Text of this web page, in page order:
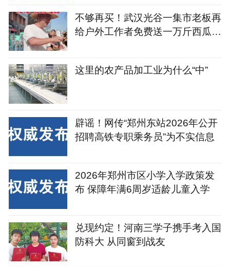
不够再买！武汉光谷一集市老板再
给户外工作者免费送一万斤西瓜，
这里的农产品加工业为什么“中”
辟谣！网传“郑州东站2026年公开
招聘高铁专职乘务员”为不实信息
2026年郑州市区小学入学政策发
布 保障年满6周岁适龄儿童入学
兑现约定！河南三学子携手考入国
防科大 从同窗到战友